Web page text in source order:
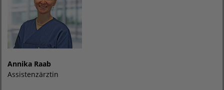
Annika Raab
Assistenzärztin